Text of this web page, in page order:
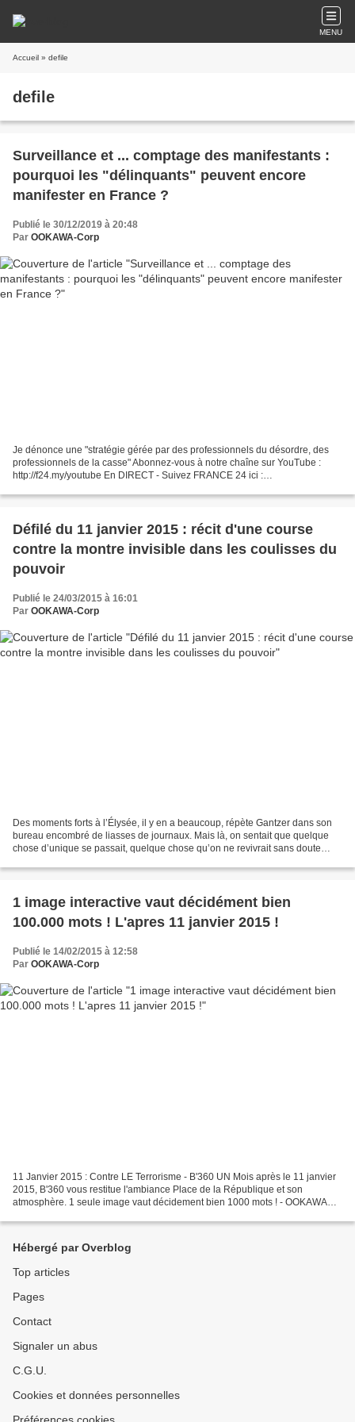
MENU
Accueil » defile
defile
Surveillance et ... comptage des manifestants :
pourquoi les "délinquants" peuvent encore
manifester en France ?
Publié le 30/12/2019 à 20:48
Par OOKAWA-Corp
Je dénonce une "stratégie gérée par des professionnels du désordre, des
professionnels de la casse" Abonnez-vous à notre chaîne sur YouTube :
http://f24.my/youtube En DIRECT - Suivez FRANCE 24 ici :
Défilé du 11 janvier 2015 : récit d'une course
contre la montre invisible dans les coulisses du
pouvoir
Publié le 24/03/2015 à 16:01
Par OOKAWA-Corp
Des moments forts à l’Élysée, il y en a beaucoup, répète Gantzer dans son
bureau encombré de liasses de journaux. Mais là, on sentait que quelque
chose d’unique se passait, quelque chose qu’on ne revivrait sans doute
1 image interactive vaut décidément bien
100.000 mots ! L'apres 11 janvier 2015 !
Publié le 14/02/2015 à 12:58
Par OOKAWA-Corp
11 Janvier 2015 : Contre LE Terrorisme - B'360 UN Mois après le 11 janvier
2015, B'360 vous restitue l'ambiance Place de la République et son
atmosphère. 1 seule image vaut décidement bien 1000 mots ! - OOKAWA
Hébergé par Overblog
Top articles
Pages
Contact
Signaler un abus
C.G.U.
Cookies et données personnelles